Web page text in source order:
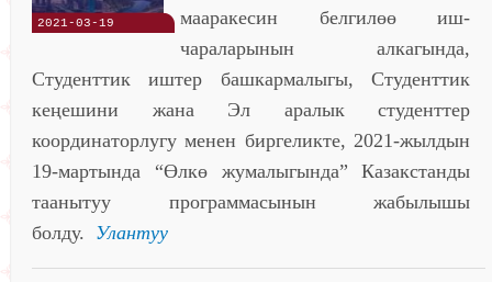
2021-03-19
мааракесин белгилөө иш-
чараларынын алкагында,
Студенттик иштер башкармалыгы, Студенттик
кеңешини жана Эл аралык студенттер
координаторлугу менен биргеликте, 2021-жылдын
19-мартында “Өлкө жумалыгында” Казакстанды
таанытуу программасынын жабылышы
болду. Улантуу